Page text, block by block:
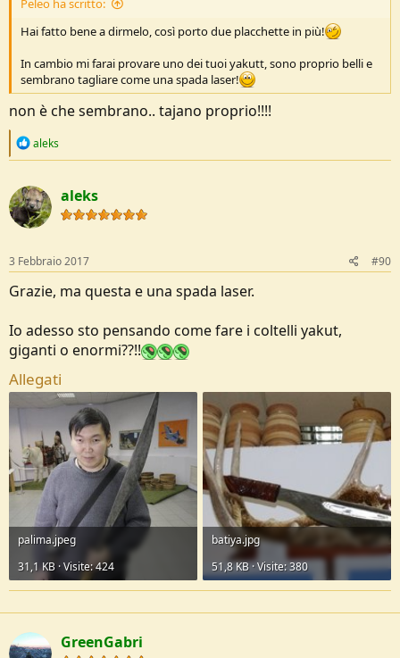
Peleo ha scritto:
Hai fatto bene a dirmelo, così porto due placchette in più!
In cambio mi farai provare uno dei tuoi yakutt, sono proprio belli e
sembrano tagliare come una spada laser!
non è che sembrano.. tajano proprio!!!!
R
c
t
i
o
s
:
aleks
aleks
3 Febbraio 2017 #90
Grazie, ma questa e una spada laser.
Io adesso sto pensando come fare i coltelli yakut,
giganti o enormi??!!
Allegati
palima.jpeg
31,1 KB · Visite: 424
batiya.jpg
51,8 KB · Visite: 380
GreenGabri